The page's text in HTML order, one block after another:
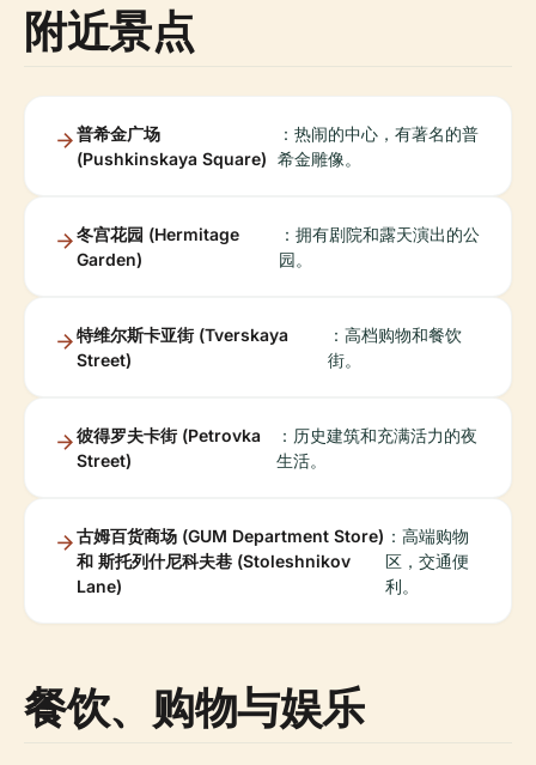
附近景点
普希金广场
(Pushkinskaya Square)
：热闹的中心，有著名的普
希金雕像。
冬宫花园 (Hermitage
Garden)
：拥有剧院和露天演出的公
园。
特维尔斯卡亚街 (Tverskaya
Street)
：高档购物和餐饮
街。
彼得罗夫卡街 (Petrovka
Street)
：历史建筑和充满活力的夜
生活。
古姆百货商场 (GUM Department Store)
和 斯托列什尼科夫巷 (Stoleshnikov
Lane)
：高端购物
区，交通便
利。
餐饮、购物与娱乐